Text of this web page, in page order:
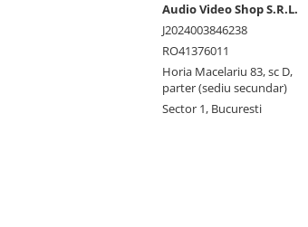
Audio Video Shop S.R.L.
J2024003846238
RO41376011
Horia Macelariu 83, sc D,
parter (sediu secundar)
Sector 1, Bucuresti